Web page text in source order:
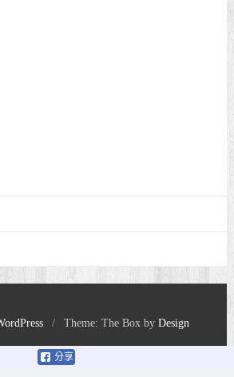
分享
/ Theme: The Box byDesign